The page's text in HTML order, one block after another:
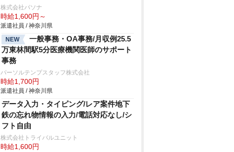
株式会社パソナ
時給1,600円～
派遣社員 / 神奈川県
NEW
一般事務・OA事務/月収例25.5
万東林間駅5分医療機関医師のサポート
事務
パーソルテンプスタッフ株式会社
時給1,700円
派遣社員 / 神奈川県
データ入力・タイピング/レア案件地下
鉄の忘れ物情報の入力/電話対応なし/シ
フト自由
株式会社トライバルユニット
時給1,600円